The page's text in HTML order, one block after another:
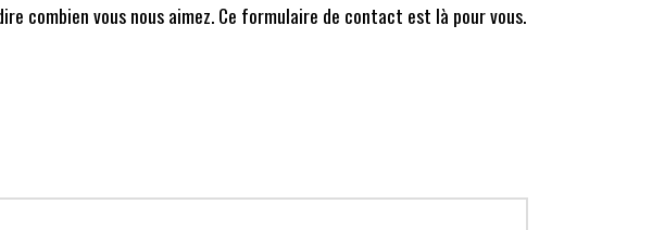
combien vous nous aimez. Ce formulaire de contact est là pour vous.